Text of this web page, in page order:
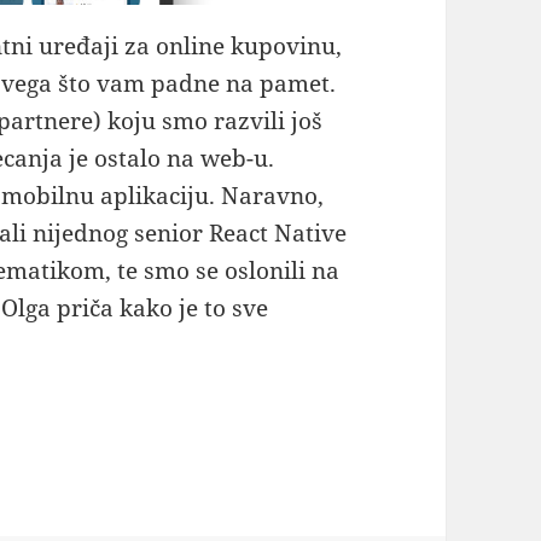
uređaji za online kupovinu,
što vam padne na pamet.
koju smo razvili još
je ostalo na web-u.
aplikaciju. Naravno,
nijednog senior React Native
te smo se oslonili na
priča kako je to sve